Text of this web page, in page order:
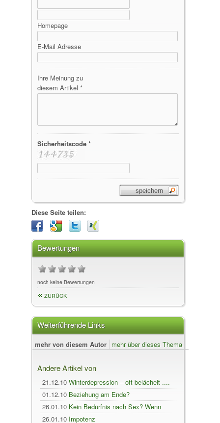
Homepage
E-Mail Adresse
Ihre Meinung zu
diesem Artikel *
Sicherheitscode *
Diese Seite teilen:
Bewertungen
noch keine Bewertungen
ZURÜCK
Weiterführende Links
mehr von diesem Autor mehr über dieses Thema
Andere Artikel von
21.12.10 Winterdepression – oft belächelt ....
01.12.10 Beziehung am Ende?
26.01.10 Kein Bedürfnis nach Sex? Wenn
weibliche Lustlosi
26.01.10 Impotenz